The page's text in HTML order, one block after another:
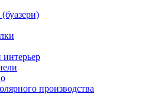
производства